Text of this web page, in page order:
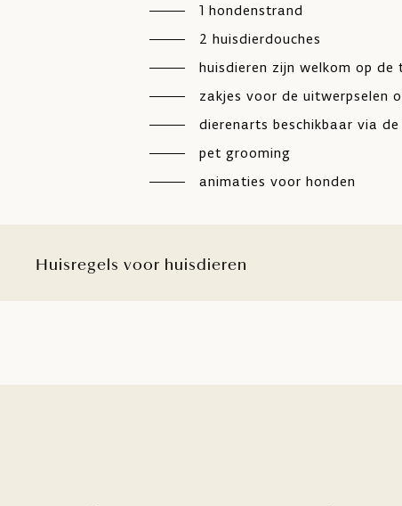
1 hondenstrand
2 huisdierdouches
huisdieren zijn welkom op
zakjes voor de uitwerpselen
dierenarts beschikbaar via de
pet grooming
animaties voor honden
Huisregels voor huisdieren